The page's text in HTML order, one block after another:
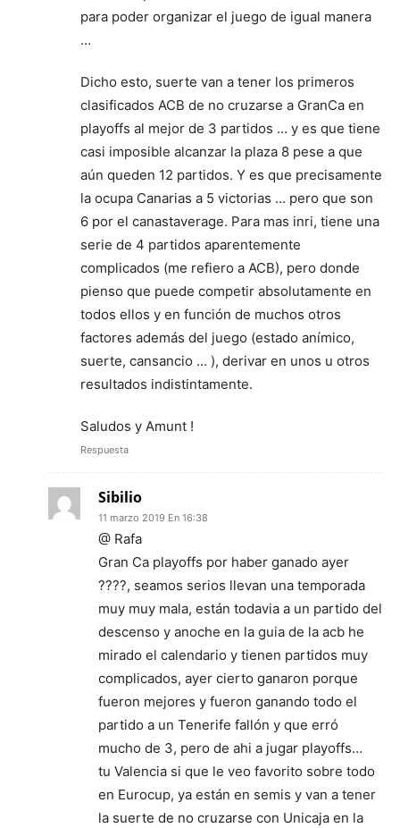
para poder organizar el juego de igual manera
…
Dicho esto, suerte van a tener los primeros
clasificados ACB de no cruzarse a GranCa en
playoffs al mejor de 3 partidos … y es que tiene
casi imposible alcanzar la plaza 8 pese a que
aún queden 12 partidos. Y es que precisamente
la ocupa Canarias a 5 victorias … pero que son
6 por el canastaverage. Para mas inri, tiene una
serie de 4 partidos aparentemente
complicados (me refiero a ACB), pero donde
pienso que puede competir absolutamente en
todos ellos y en función de muchos otros
factores además del juego (estado anímico,
suerte, cansancio … ), derivar en unos u otros
resultados indistintamente.
Saludos y Amunt !
Respuesta
Sibilio
11 marzo 2019 En 16:38
@ Rafa
Gran Ca playoffs por haber ganado ayer
????, seamos serios llevan una temporada
muy muy mala, están todavia a un partido del
descenso y anoche en la guia de la acb he
mirado el calendario y tienen partidos muy
complicados, ayer cierto ganaron porque
fueron mejores y fueron ganando todo el
partido a un Tenerife fallón y que erró
mucho de 3, pero de ahi a jugar playoffs…
tu Valencia si que le veo favorito sobre todo
en Eurocup, ya están en semis y van a tener
la suerte de no cruzarse con Unicaja en la